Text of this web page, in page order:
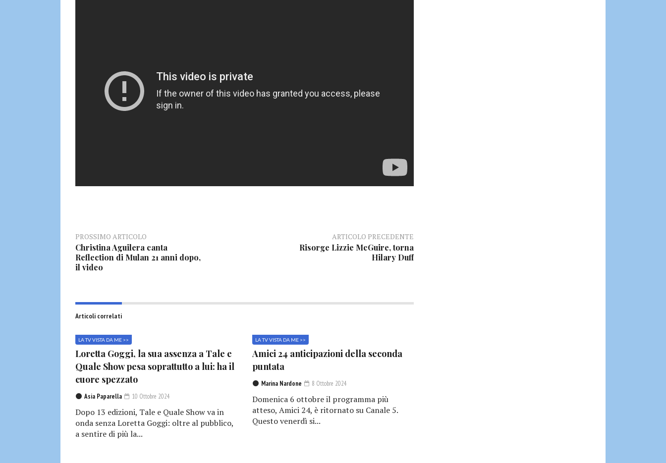
PROSSIMO ARTICOLO
Christina Aguilera canta
Reflection di Mulan 21 anni dopo,
il video
ARTICOLO PRECEDENTE
Risorge Lizzie McGuire, torna
Hilary Duff
Articoli correlati
LA TV VISTA DA ME >>
Loretta Goggi, la sua assenza a Tale e
Quale Show pesa soprattutto a lui: ha il
cuore spezzato
Asia Paparella 10 Ottobre 2024
Dopo 13 edizioni, Tale e Quale Show va in
onda senza Loretta Goggi: oltre al pubblico,
a sentire di più la...
LA TV VISTA DA ME >>
Amici 24 anticipazioni della seconda
puntata
Marina Nardone 8 Ottobre 2024
Domenica 6 ottobre il programma più
atteso, Amici 24, è ritornato su Canale 5.
Questo venerdì si...